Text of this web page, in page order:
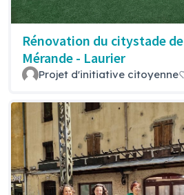
Rénovation du citystade de
Mérande - Laurier
Projet d'initiative citoyenne